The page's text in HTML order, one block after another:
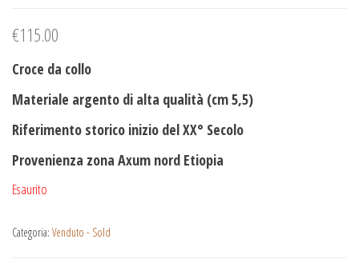
€115.00
Croce da collo
Materiale argento di alta qualità (cm 5,5)
Riferimento storico inizio del XX° Secolo
Provenienza zona Axum nord Etiopia
Esaurito
Categoria: Venduto - Sold